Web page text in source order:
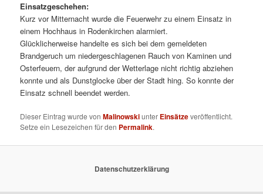
Einsatzgeschehen:
Kurz vor Mitternacht wurde die Feuerwehr zu einem Einsatz in
einem Hochhaus in Rodenkirchen alarmiert.
Glücklicherweise handelte es sich bei dem gemeldeten
Brandgeruch um niedergeschlagenen Rauch von Kaminen und
Osterfeuern, der aufgrund der Wetterlage nicht richtig abziehen
konnte und als Dunstglocke über der Stadt hing. So konnte der
Einsatz schnell beendet werden.
Dieser Eintrag wurde vonMalinowskiunter Einsätzeveröffentlicht.
Setze ein Lesezeichen für den Permalink.
Datenschutzerklärung